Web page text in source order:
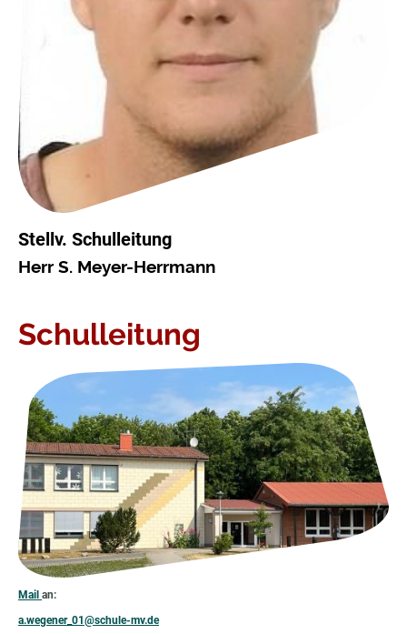
Stellv. Schulleitung
Herr S. Meyer-Herrmann
Schulleitung
Mail an:
a.wegener_01@schule-mv.de